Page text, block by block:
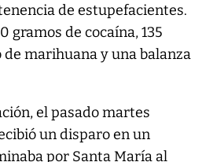
de estupefacientes.
gramos de cocaína, 135
de marihuana y una balanza
el pasado martes
un disparo en un
por Santa María al